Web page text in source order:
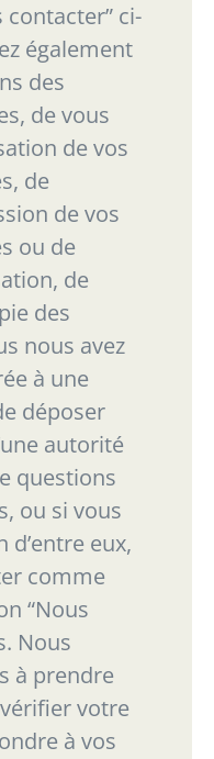
contacter”ci-
également
des
de vous
de vos
de
de vos
ou de
de
des
nous avez
à une
déposer
autorité
questions
ou si vous
d’entre eux,
comme
“Nous
Nous
à prendre
votre
à vos